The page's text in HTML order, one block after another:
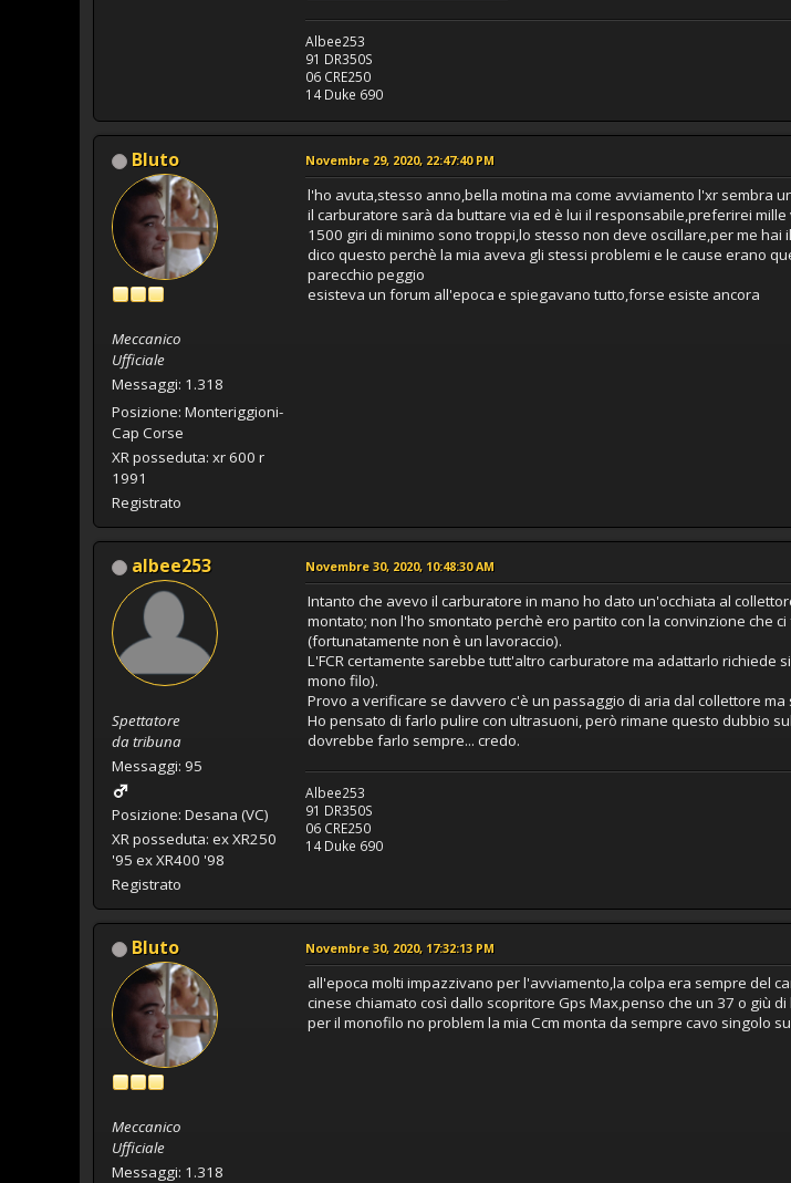
Albee253
91 DR350S
06 CRE250
14 Duke 690
Bluto
Meccanico
Ufficiale
Messaggi: 1.318
Posizione: Monteriggioni-
Cap Corse
XR posseduta: xr 600 r
1991
Registrato
Novembre 29, 2020, 22:47:40 PM
l'ho avuta,stesso anno,bella motina ma come avviamento l'xr sembra
il carburatore sarà da buttare via ed è lui il responsabile,preferirei mille
1500 giri di minimo sono troppi,lo stesso non deve oscillare,per me
dico questo perchè la mia aveva gli stessi problemi e le cause erano
parecchio peggio
esisteva un forum all'epoca e spiegavano tutto,forse esiste ancora
albee253
Spettatore
da tribuna
Messaggi: 95
Posizione: Desana (VC)
XR posseduta: ex XR250
'95 ex XR400 '98
Registrato
Novembre 30, 2020, 10:48:30 AM
Intanto che avevo il carburatore in mano ho dato un'occhiata al
montato; non l'ho smontato perchè ero partito con la convinzione che
(fortunatamente non è un lavoraccio).
L'FCR certamente sarebbe tutt'altro carburatore ma adattarlo richiede
mono filo).
Provo a verificare se davvero c'è un passaggio di aria dal collettore
Ho pensato di farlo pulire con ultrasuoni, però rimane questo dubbio
dovrebbe farlo sempre... credo.
Albee253
91 DR350S
06 CRE250
14 Duke 690
Bluto
Meccanico
Ufficiale
Messaggi: 1.318
Novembre 30, 2020, 17:32:13 PM
all'epoca molti impazzivano per l'avviamento,la colpa era sempre del
cinese chiamato così dallo scopritore Gps Max,penso che un 37 o giù
per il monofilo no problem la mia Ccm monta da sempre cavo singolo